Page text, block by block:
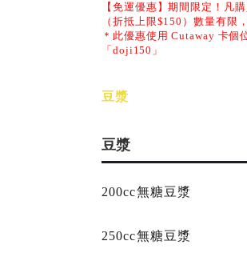
【免運優惠】期間限定！凡
（折抵上限$150）數量有限
＊此優惠使用 Cutaway 卡個
「doji150」
豆漿
豆漿
200cc無糖豆漿
250cc無糖豆漿